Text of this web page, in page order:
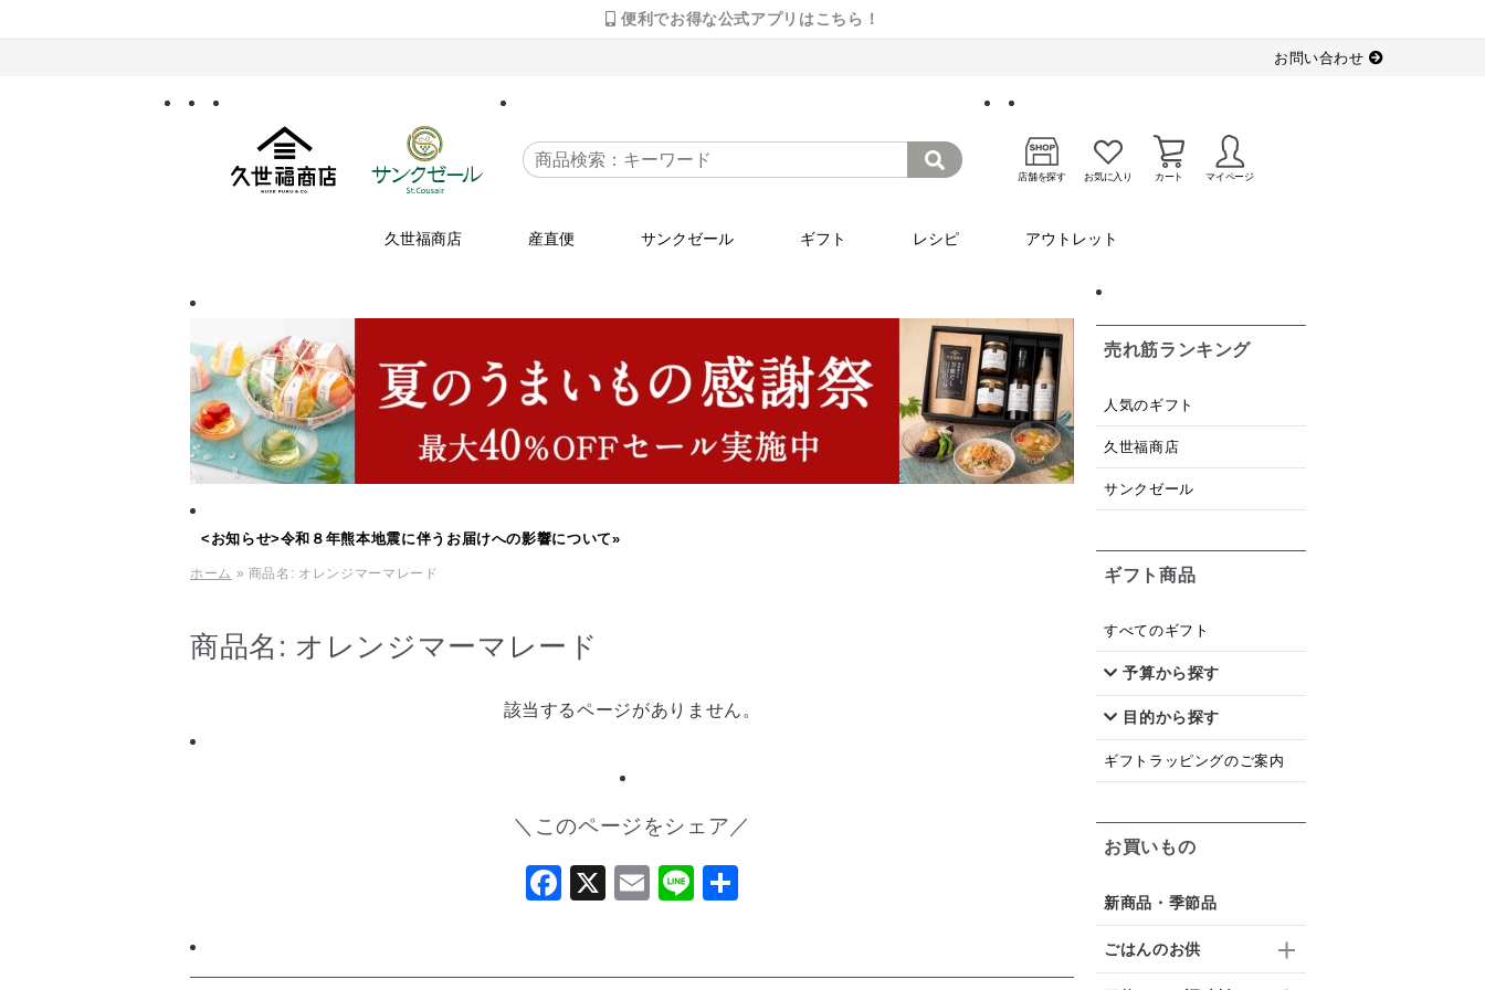
便利でお得な公式アプリはこちら！
お問い合わせ
店舗を探す お気に入り カート マイページ
久世福商店 産直便 サンクゼール ギフト レシピ アウトレット
<お知らせ>令和８年熊本地震に伴うお届けへの影響について»
ホーム » 商品名: オレンジマーマレード
商品名: オレンジマーマレード
該当するページがありません。
＼このページをシェア／
Facebook
X Email
Line
売れ筋ランキング
人気のギフト
久世福商店
サンクゼール
ギフト商品
すべてのギフト
予算から探す
目的から探す
ギフトラッピングのご案内
お買いもの
新商品・季節品
ごはんのお供